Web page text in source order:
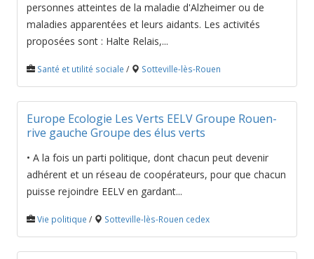
personnes atteintes de la maladie d'Alzheimer ou de
maladies apparentées et leurs aidants. Les activités
proposées sont : Halte Relais,...
Santé et utilité sociale / Sotteville-lès-Rouen
Europe Ecologie Les Verts EELV Groupe Rouen-
rive gauche Groupe des élus verts
• A la fois un parti politique, dont chacun peut devenir
adhérent et un réseau de coopérateurs, pour que chacun
puisse rejoindre EELV en gardant...
Vie politique / Sotteville-lès-Rouen cedex